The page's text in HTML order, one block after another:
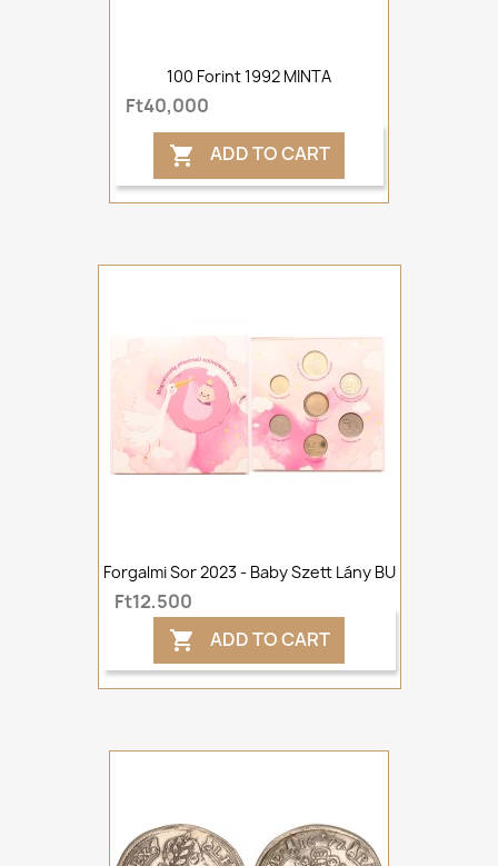
100 Forint 1992 MINTA
Ft40,000
 ADD TO CART
Forgalmi Sor 2023 - Baby Szett Lány BU
Ft12,500
 ADD TO CART